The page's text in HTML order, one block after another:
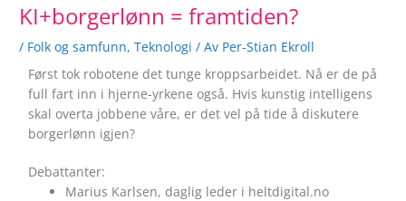
KI+borgerlønn = framtiden?
/ Folk og samfunn,Teknologi / Av Per-Stian Ekroll
Først tok robotene det tunge kroppsarbeidet. Nå er de på
full fart inn i hjerne-yrkene også. Hvis kunstig intelligens
skal overta jobbene våre, er det vel på tide å diskutere
borgerlønn igjen?
Debattanter:
Marius Karlsen, daglig leder i heltdigital.no